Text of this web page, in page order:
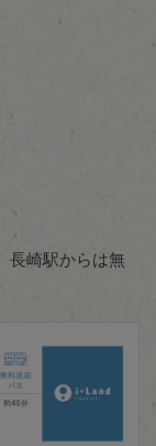
長崎駅からは無